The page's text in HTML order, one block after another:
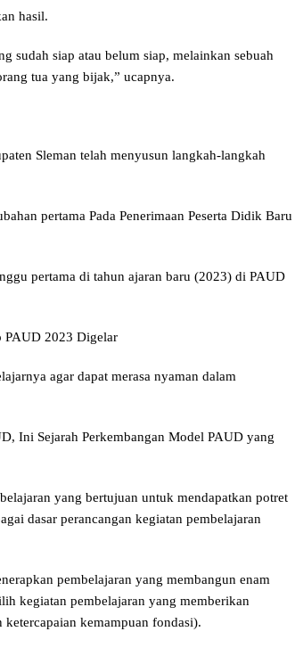
hasil.
sudah siap atau belum siap, melainkan sebuah
tua yang bijak,” ucapnya.
Sleman telah menyusun langkah-langkah
pertama Pada Penerimaan Peserta Didik Baru
pertama di tahun ajaran baru (2023) di PAUD
PAUD 2023 Digelar
agar dapat merasa nyaman dalam
Ini Sejarah Perkembangan Model PAUD yang
yang bertujuan untuk mendapatkan potret
dasar perancangan kegiatan pembelajaran
pembelajaran yang membangun enam
kegiatan pembelajaran yang memberikan
kemampuan fondasi).